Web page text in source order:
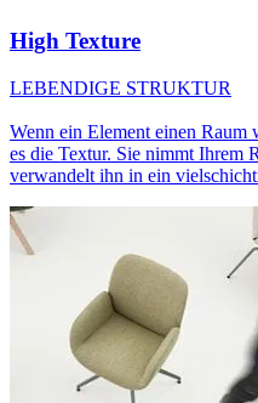
High Texture
LEBENDIGE STRUKTUR
Wenn ein Element einen Raum
es die Textur. Sie nimmt Ihrem
verwandelt ihn in ein